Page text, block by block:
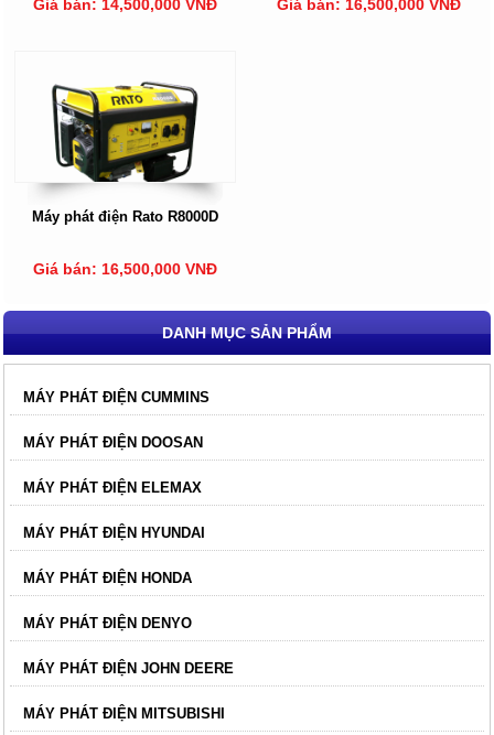
Giá bán: 14,500,000 VNĐ Giá bán: 16,500,000 VNĐ
Máy phát điện Rato R8000D
Giá bán: 16,500,000 VNĐ
DANH MỤC SẢN PHẨM
MÁY PHÁT ĐIỆN CUMMINS
MÁY PHÁT ĐIỆN DOOSAN
MÁY PHÁT ĐIỆN ELEMAX
MÁY PHÁT ĐIỆN HYUNDAI
MÁY PHÁT ĐIỆN HONDA
MÁY PHÁT ĐIỆN DENYO
MÁY PHÁT ĐIỆN JOHN DEERE
MÁY PHÁT ĐIỆN MITSUBISHI